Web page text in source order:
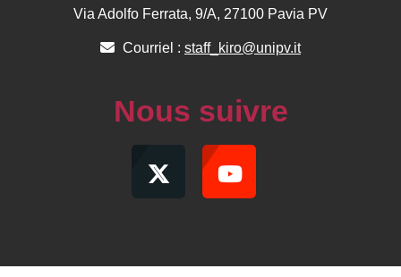
Via Adolfo Ferrata, 9/A, 27100 Pavia PV
Courriel : staff_kiro@unipv.it
Nous suivre